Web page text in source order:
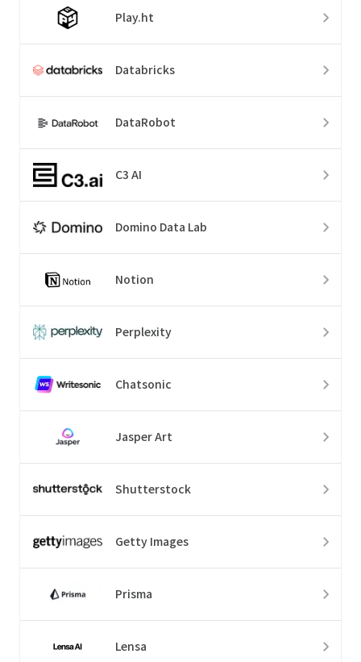
Play.ht
Databricks
DataRobot
C3 AI
Domino Data Lab
Notion
Perplexity
Chatsonic
Jasper Art
Shutterstock
Getty Images
Prisma
Lensa